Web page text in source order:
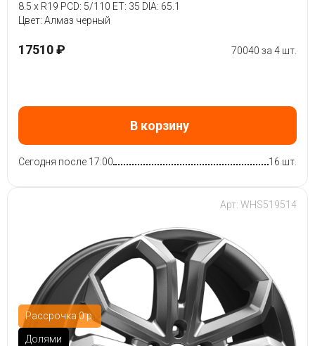
8.5 x R19 PCD: 5/110 ET: 35 DIA: 65.1
Цвет: Алмаз черный
17510 ₽ 70040 за 4 шт.
В корзину
Сегодня после 17:00 16 шт.
Рассрочка 0 р.
Долями
Арт: WHS519514